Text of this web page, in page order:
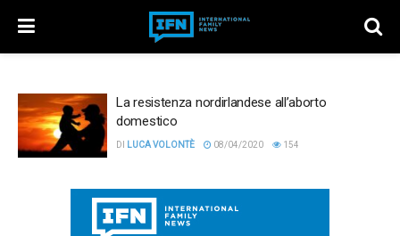
La resistenza nordirlandese all’aborto
domestico
DI LUCA VOLONTÈ 08/04/2020 154